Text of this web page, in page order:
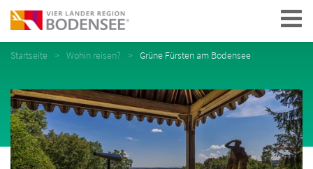
Navigation
Startseite Wohin reisen? Grüne Fürsten am Bodensee